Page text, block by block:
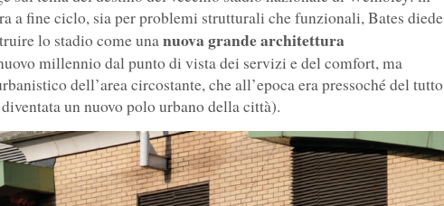
a fine ciclo, sia per problemi strutturali che funzionali, Bates diede
lo stadio come unanuova grande architettura
millennio dal punto di vista dei servizi e del comfort, ma
dell’area circostante, che all’epoca era pressoché del tutto
un nuovo polo urbano della città).